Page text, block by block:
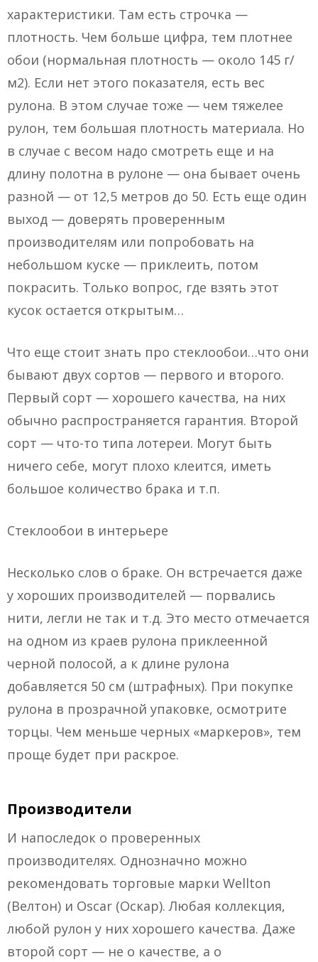
характеристики. Там есть строчка —
плотность. Чем больше цифра, тем плотнее
обои (нормальная плотность — около 145 г/
м2). Если нет этого показателя, есть вес
рулона. В этом случае тоже — чем тяжелее
рулон, тем большая плотность материала. Но
в случае с весом надо смотреть еще и на
длину полотна в рулоне — она бывает очень
разной — от 12,5 метров до 50. Есть еще один
выход — доверять проверенным
производителям или попробовать на
небольшом куске — приклеить, потом
покрасить. Только вопрос, где взять этот
кусок остается открытым…
Что еще стоит знать про стеклообои…что они
бывают двух сортов — первого и второго.
Первый сорт — хорошего качества, на них
обычно распространяется гарантия. Второй
сорт — что-то типа лотереи. Могут быть
ничего себе, могут плохо клеится, иметь
большое количество брака и т.п.
Стеклообои в интерьере
Несколько слов о браке. Он встречается даже
у хороших производителей — порвались
нити, легли не так и т.д. Это место отмечается
на одном из краев рулона приклеенной
черной полосой, а к длине рулона
добавляется 50 см (штрафных). При покупке
рулона в прозрачной упаковке, осмотрите
торцы. Чем меньше черных «маркеров», тем
проще будет при раскрое.
Производители
И напоследок о проверенных
производителях. Однозначно можно
рекомендовать торговые марки Wellton
(Велтон) и Oscar (Оскар). Любая коллекция,
любой рулон у них хорошего качества. Даже
второй сорт — не о качестве, а о